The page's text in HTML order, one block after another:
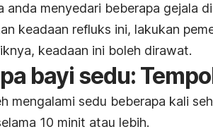
anda menyedari beberapa gejala
keadaan refluks ini, lakukan
keadaan ini boleh dirawat.
bayi sedu:
mengalami sedu beberapa kali
10 minit atau lebih.